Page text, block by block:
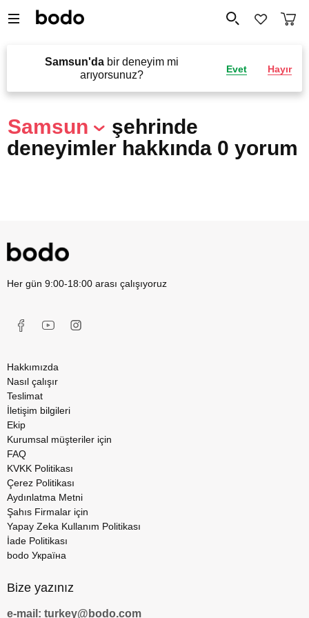
Samsun'dabir deneyim mi
arıyorsunuz?
Evet Hayır
Samsun
şehrinde
deneyimler hakkında 0 yorum
Her gün 9:00-18:00 arası çalışıyoruz
Hakkımızda
Nasıl çalışır
Teslimat
İletişim bilgileri
Ekip
Kurumsal müşteriler için
FAQ
KVKK Politikası
Çerez Politikası
Aydınlatma Metni
Şahıs Firmalar için
Yapay Zeka Kullanım Politikası
İade Politikası
bodo Україна
Bize yazınız
e-mail: turkey@bodo.com